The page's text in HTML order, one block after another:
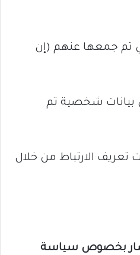
تم جمعها عنهم (إن
شخصية تم
تعريف الارتباط من خلال
بخصوص سياسة